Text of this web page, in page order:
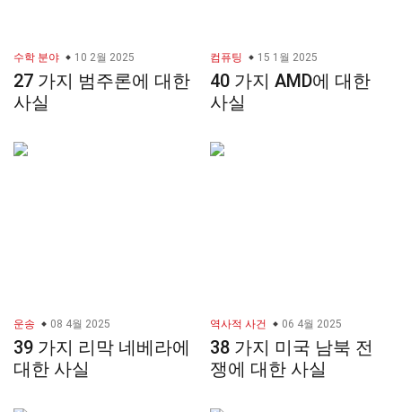
수학 분야 10 2월 2025
27 가지 범주론에 대한
사실
컴퓨팅 15 1월 2025
40 가지 AMD에 대한
사실
운송 08 4월 2025
39 가지 리막 네베라에
대한 사실
역사적 사건 06 4월 2025
38 가지 미국 남북 전
쟁에 대한 사실